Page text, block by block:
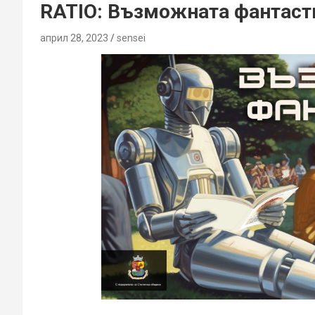
RATIO: Възможната
април 28, 2023 sensei